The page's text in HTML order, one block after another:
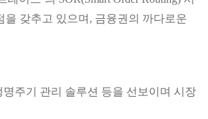
을 갖추고 있으며, 금융권의 까다로운
주기 관리 솔루션 등을 선보이며 시장